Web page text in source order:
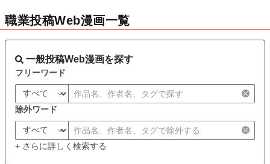
職業投稿Web漫画一覧
一般投稿Web漫画を探す
フリーワード
除外ワード
+ さらに詳しく検索する